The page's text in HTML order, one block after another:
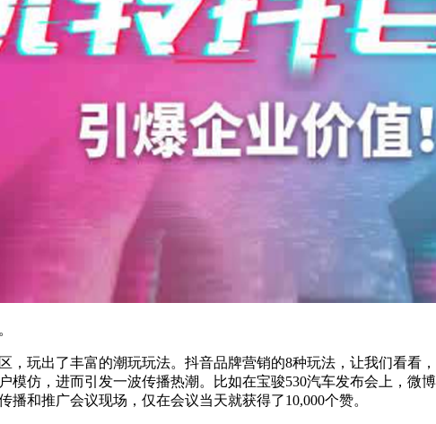
，玩出了丰富的潮玩玩法。抖音品牌营销的8种玩法，让我们看
仿，进而引发一波传播热潮。比如在宝骏530汽车发布会上，微
和推广会议现场，仅在会议当天就获得了10,000个赞。